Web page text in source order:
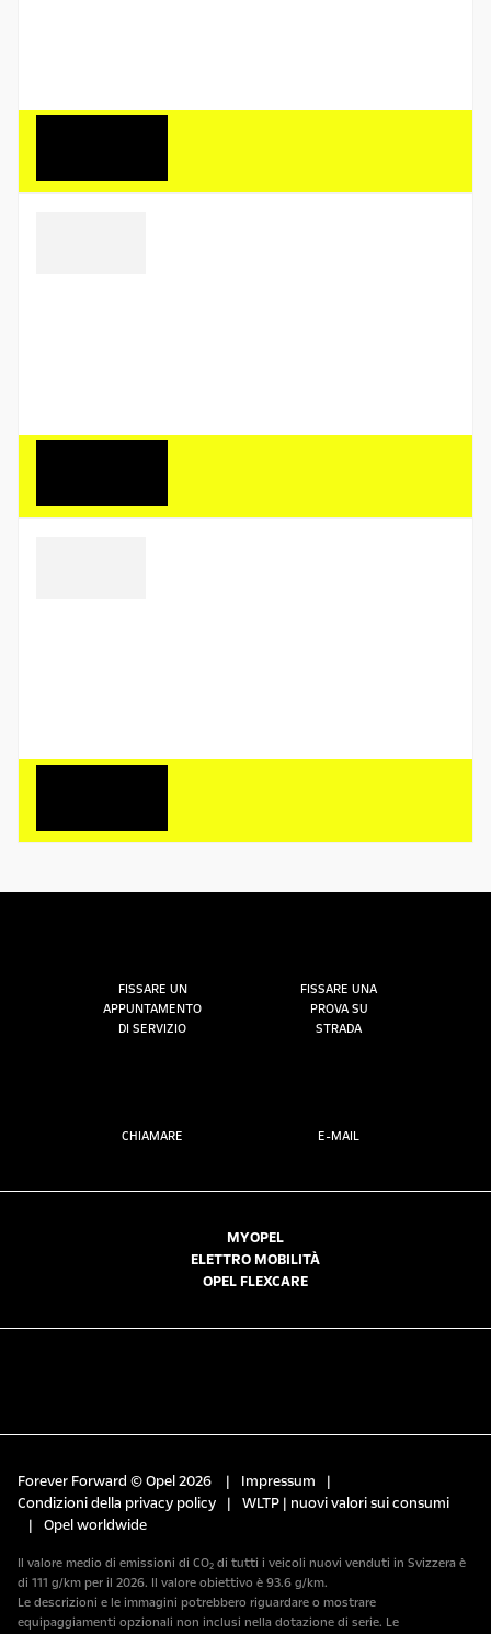
FISSARE UN
APPUNTAMENTO
DI SERVIZIO
FISSARE UNA
PROVA SU
STRADA
CHIAMARE E-MAIL
MYOPEL
ELETTRO MOBILITÀ
OPEL FLEXCARE
Forever Forward © Opel 2026 | Impressum
|
Condizioni della privacy policy
|
WLTP | nuovi valori sui consumi
|
Opel worldwide
Il valore medio di emissioni di CO₂ di tutti i veicoli nuovi venduti in Svizzera è
di 111 g/km per il 2026. Il valore obiettivo è 93.6 g/km.
Le descrizioni e le immagini potrebbero riguardare o mostrare
equipaggiamenti opzionali non inclusi nella dotazione di serie. Le